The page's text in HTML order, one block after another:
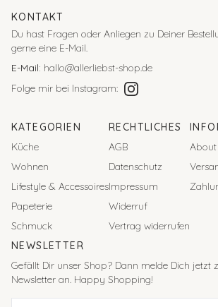
KONTAKT
Du hast Fragen oder Anliegen zu Deiner
gerne eine E-Mail.
E-Mail: hallo@allerliebst-shop.de
Folge mir bei Instagram:
KATEGORIEN
Küche
Wohnen
Lifestyle & Accessoires
Papeterie
Schmuck
RECHTLICHES
AGB
Datenschutz
Impressum
Widerruf
Vertrag widerrufen
About
NEWSLETTER
Gefällt Dir unser Shop? Dann melde Dich jetzt
Newsletter an. Happy Shopping!